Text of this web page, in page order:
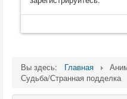
Вы здесь: Главная
Судьба/Странная подделка